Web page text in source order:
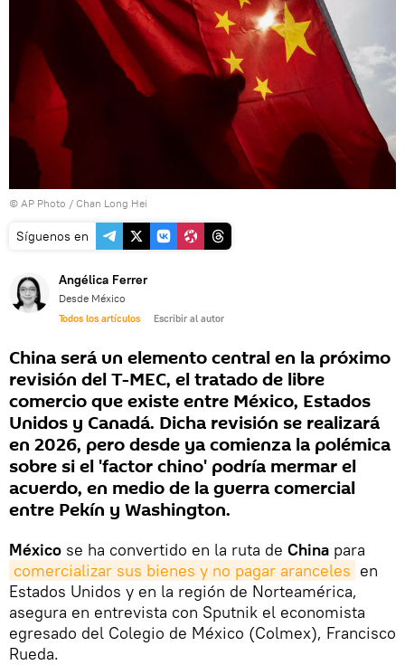
© AP Photo / Chan Long Hei
Síguenos en
Angélica Ferrer
Desde México
Todos los artículos Escribir al autor
China será un elemento central en la próximo
revisión del T-MEC, el tratado de libre
comercio que existe entre México, Estados
Unidos y Canadá. Dicha revisión se realizará
en 2026, pero desde ya comienza la polémica
sobre si el 'factor chino' podría mermar el
acuerdo, en medio de la guerra comercial
entre Pekín y Washington.
México se ha convertido en la ruta de China para
comercializar sus bienes y no pagar aranceles en
Estados Unidos y en la región de Norteamérica,
asegura en entrevista con Sputnik el economista
egresado del Colegio de México (Colmex), Francisco
Rueda.